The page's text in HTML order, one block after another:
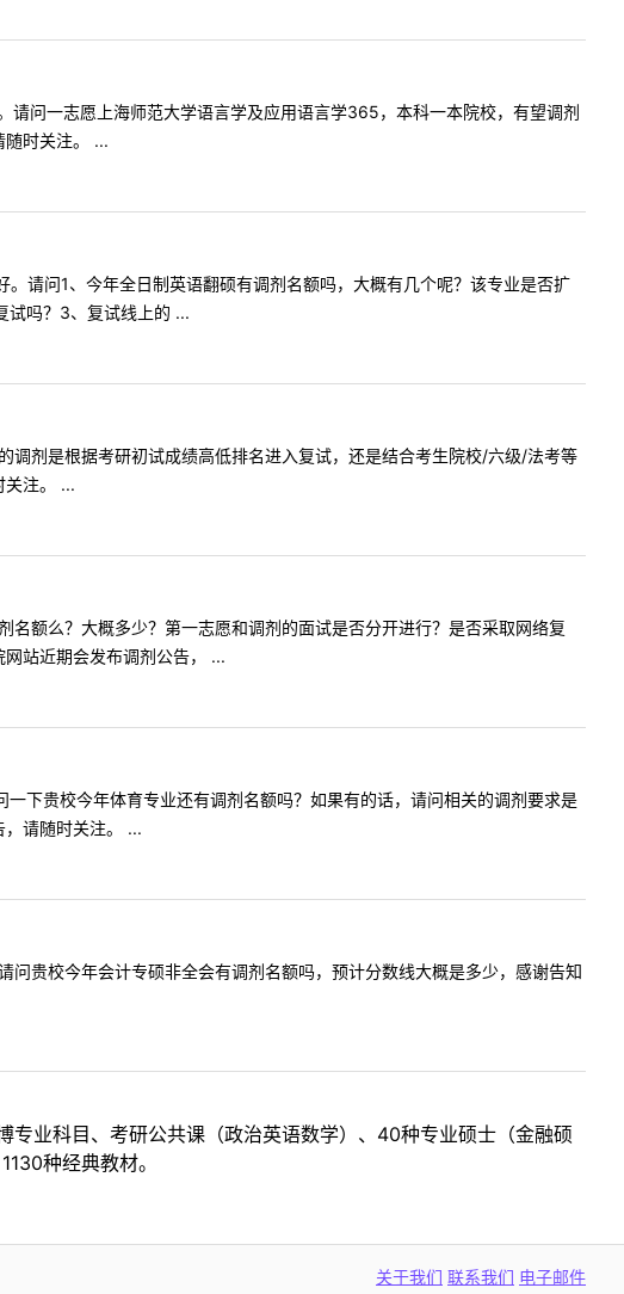
问一志愿上海师范大学语言学及应用语言学365，本科一本院校，有望调剂
随时关注。 ...
请问1、今年全日制英语翻硕有调剂名额吗，大概有几个呢？该专业是否扩
试吗？3、复试线上的 ...
剂是根据考研初试成绩高低排名进入复试，还是结合考生院校/六级/法考等
关注。 ...
额么？大概多少？第一志愿和调剂的面试是否分开进行？是否采取网络复
站近期会发布调剂公告， ...
下贵校今年体育专业还有调剂名额吗？如果有的话，请问相关的调剂要求是
请随时关注。 ...
贵校今年会计专硕非全会有调剂名额吗，预计分数线大概是多少，感谢告知
业科目、考研公共课（政治英语数学）、40种专业硕士（金融硕
种经典教材。
关于我们 联系我们 电子邮件